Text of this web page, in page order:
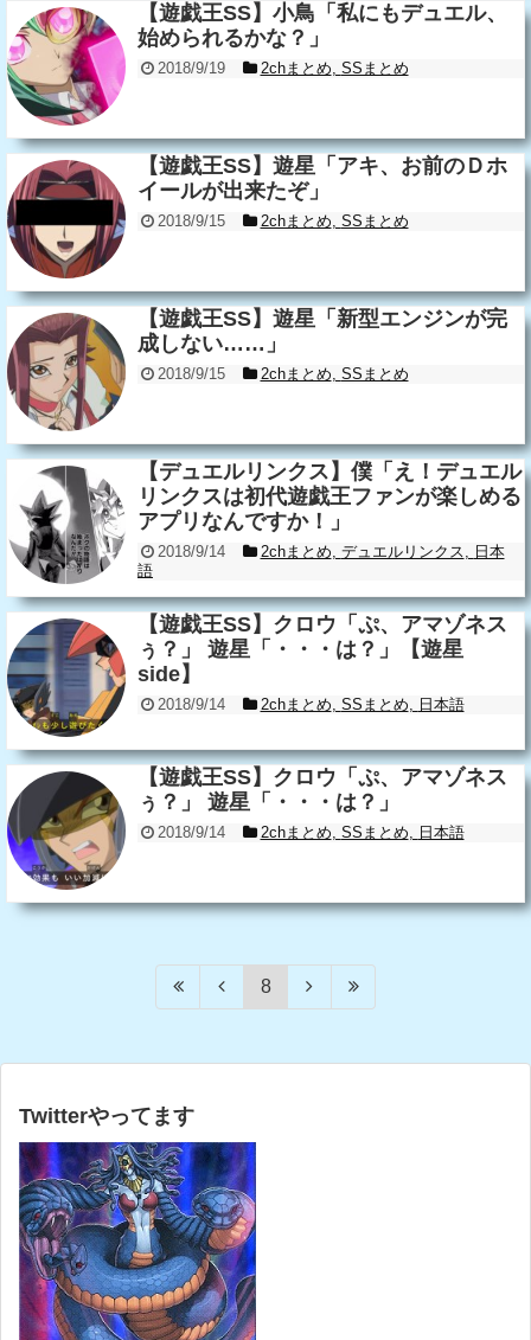
【遊戯王SS】小鳥「私にもデュエル、
始められるかな？」
2018/9/19 2chまとめ, SSまとめ
【遊戯王SS】遊星「アキ、お前のＤホ
イールが出来たぞ」
2018/9/15 2chまとめ, SSまとめ
【遊戯王SS】遊星「新型エンジンが完
成しない……」
2018/9/15 2chまとめ, SSまとめ
【デュエルリンクス】僕「え！デュエル
リンクスは初代遊戯王ファンが楽しめる
アプリなんですか！」
2018/9/14 2chまとめ, デュエルリンクス, 日本
語
【遊戯王SS】クロウ「ぷ、アマゾネス
ぅ？」 遊星「・・・は？」【遊星
side】
2018/9/14 2chまとめ, SSまとめ, 日本語
【遊戯王SS】クロウ「ぷ、アマゾネス
ぅ？」 遊星「・・・は？」
2018/9/14 2chまとめ, SSまとめ, 日本語
8
Twitterやってます